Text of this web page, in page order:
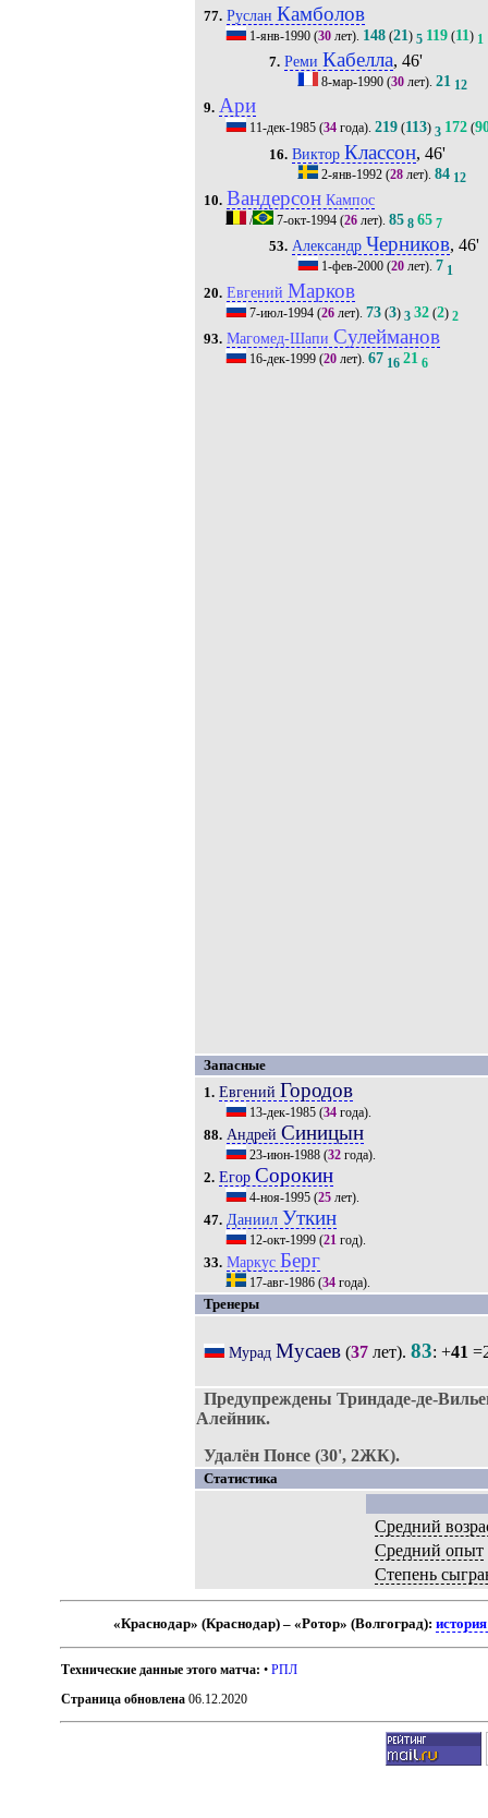
77. Руслан Камболов
1-янв-1990(30лет). 148(21) 5 119(11) 1
7. Реми Кабелла, 46'
8-мар-1990 (30 лет).21 12
9. Ари
11-дек-1985(34года). 219(113) 3 172(
16. Виктор Классон, 46'
2-янв-1992 (28 лет).84 12
10. ВандерсонКампос
/ 7-окт-1994(26лет). 85 8 65 7
53. Александр Черников, 46'
1-фев-2000 (20 лет).7 1
20. Евгений Марков
7-июл-1994(26лет). 73(3) 3 32(2) 2
93. Магомед-Шапи Сулейманов
16-дек-1999(20лет). 67 16 21 6
Запасные
1. Евгений Городов
13-дек-1985(34года).
88. Андрей Синицын
23-июн-1988(32года).
2. Егор Сорокин
4-ноя-1995(25лет).
47. Даниил Уткин
12-окт-1999(21год).
33. Маркус Берг
17-авг-1986(34года).
Тренеры
Мурад Мусаев(37лет). 83: +41
Предупреждены Триндаде-де-
Алейник.
Удалён Понсе (30', 2ЖК).
Статистика
Средний
Средний опыт
Степень
«Краснодар» (Краснодар) – «Ротор» (Волгоград):
Технические данные этого матча: •РПЛ
Страница обновлена 06.12.2020